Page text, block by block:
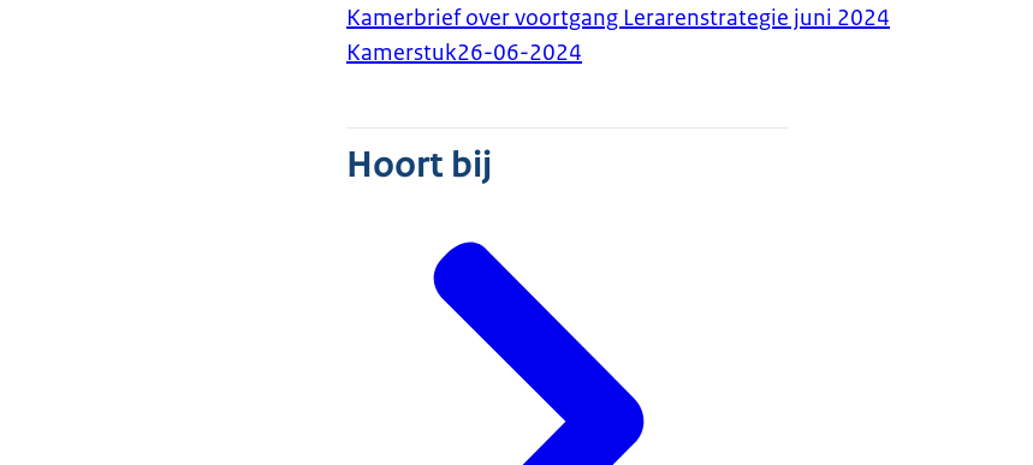
Kamerbrief over voortgang Lerarenstrategie juni 2024
Kamerstuk26-06-2024
Hoort bij